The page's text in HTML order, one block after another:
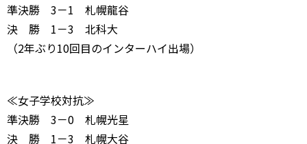
準決勝 3－1 札幌龍谷
決 勝 1－3 北科大
（2年ぶり10回目のインターハイ出場）
≪女子学校対抗≫
準決勝 3－0 札幌光星
決 勝 1－3 札幌大谷